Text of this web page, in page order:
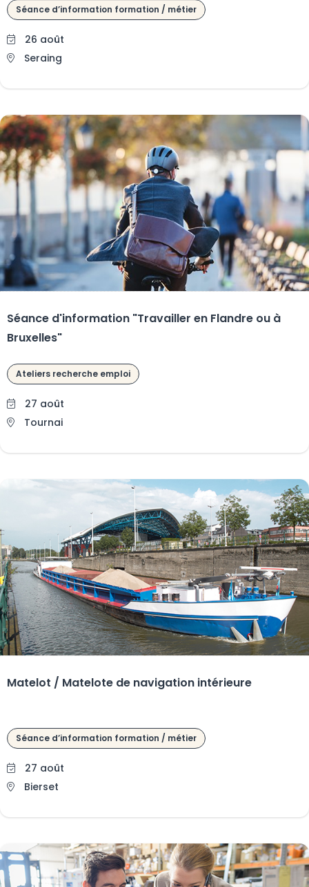
Séance d’information formation / métier
26 août
Seraing
Séance d'information "Travailler en Flandre ou à
Bruxelles"
Ateliers recherche emploi
27 août
Tournai
Matelot / Matelote de navigation intérieure
Séance d’information formation / métier
27 août
Bierset